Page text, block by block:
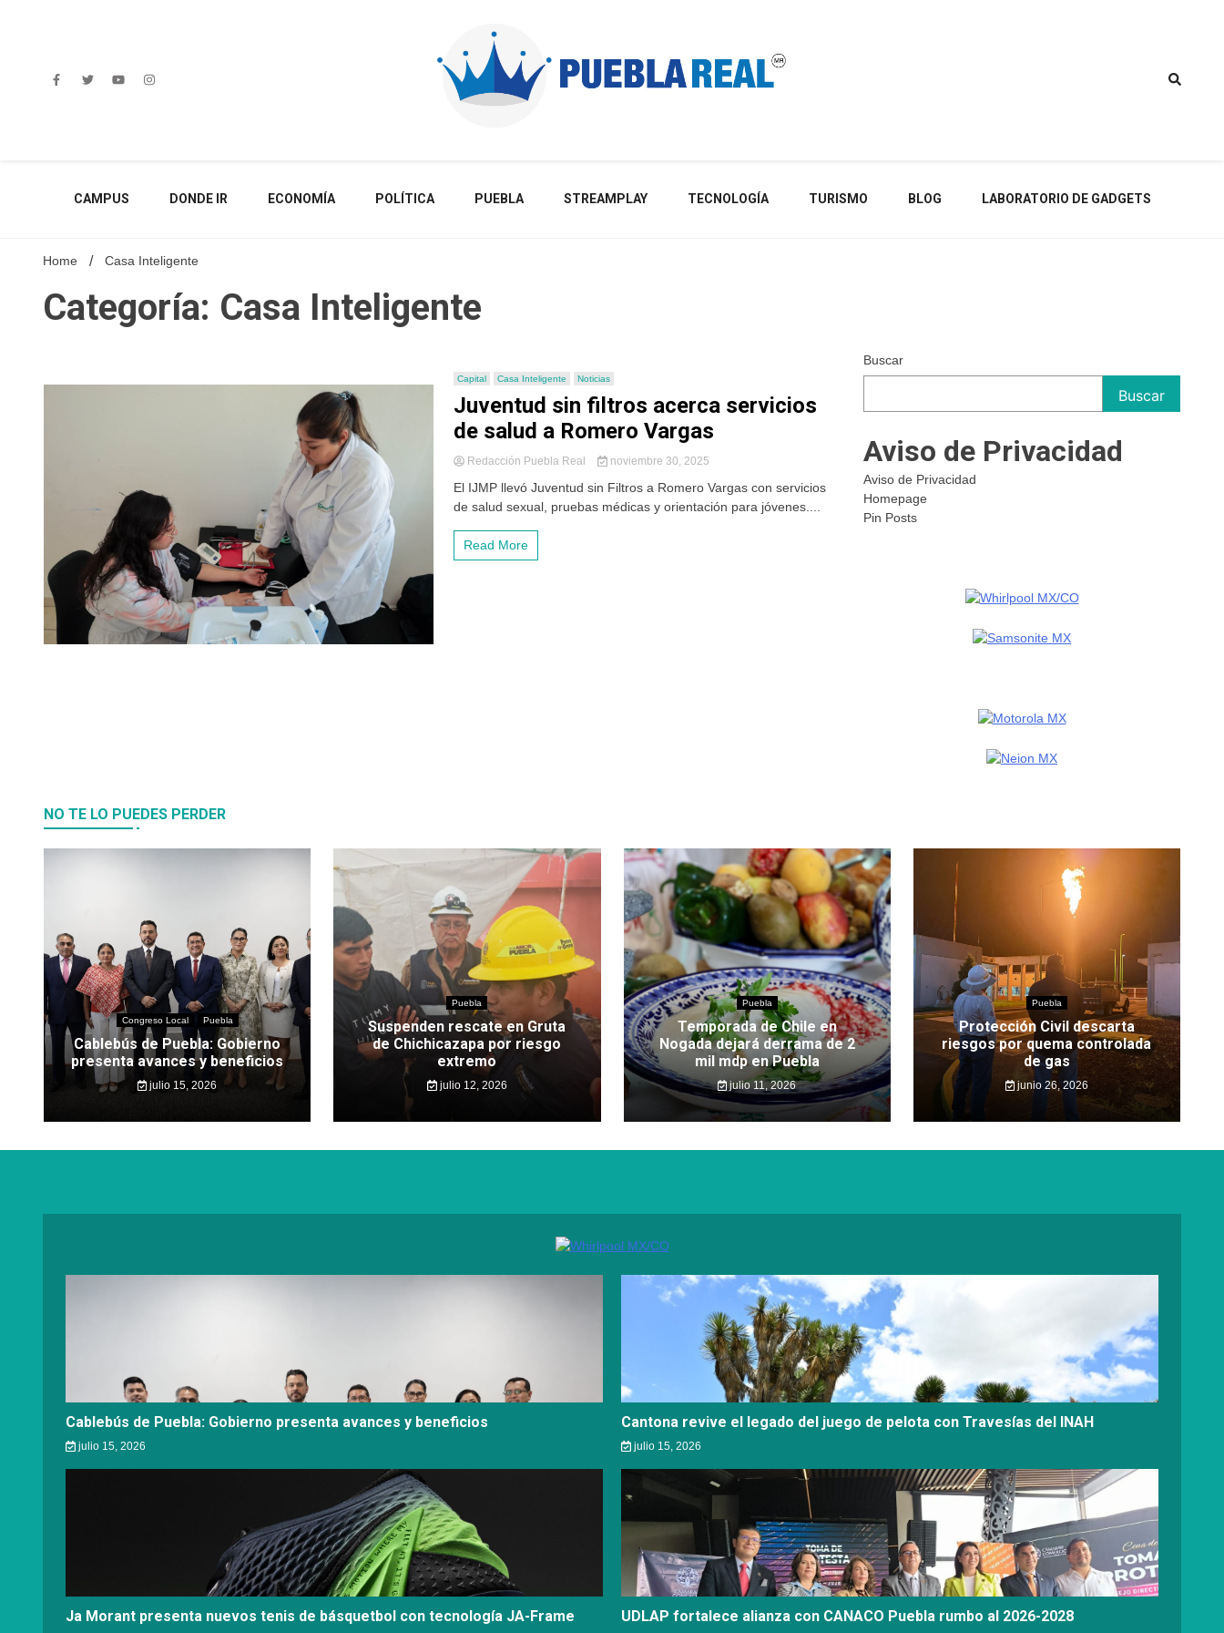
CAMPUS DONDE IR ECONOMÍA POLÍTICA PUEBLA STREAMPLAY TECNOLOGÍA TURISMO BLOG LABORATORIO DE GADGETS
Home Casa Inteligente
Categoría: Casa Inteligente
Capital Casa Inteligente Noticias
Juventud sin filtros acerca servicios
de salud a Romero Vargas
Redacción Puebla Real noviembre 30, 2025
El IJMP llevó Juventud sin Filtros a Romero Vargas con servicios
de salud sexual, pruebas médicas y orientación para jóvenes....
Read More
Buscar
Buscar
Aviso de Privacidad
Aviso de Privacidad
Homepage
Pin Posts
NO TE LO PUEDES PERDER
Congreso Local Puebla
Cablebús de Puebla: Gobierno
presenta avances y beneficios
julio 15, 2026
Puebla
Suspenden rescate en Gruta
de Chichicazapa por riesgo
extremo
julio 12, 2026
Puebla
Temporada de Chile en
Nogada dejará derrama de 2
mil mdp en Puebla
julio 11, 2026
Puebla
Protección Civil descarta
riesgos por quema controlada
de gas
junio 26, 2026
Cablebús de Puebla: Gobierno presenta avances y beneficios
julio 15, 2026
Cantona revive el legado del juego de pelota con Travesías del INAH
julio 15, 2026
Ja Morant presenta nuevos tenis de básquetbol con tecnología JA-Frame UDLAP fortalece alianza con CANACO Puebla rumbo al 2026-2028